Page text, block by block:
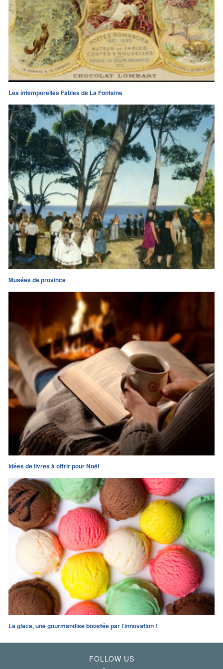
Les intemporelles Fables de La Fontaine
Musées de province
Idées de livres à offrir pour Noël
La glace, une gourmandise boostée par l’innovation !
FOLLOW US